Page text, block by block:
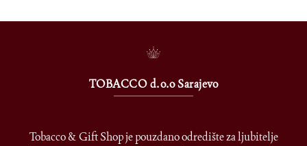
TOBACCO d.o.o Sarajevo
Tobacco & Gift Shop je pouzdano odredište za ljubitelje